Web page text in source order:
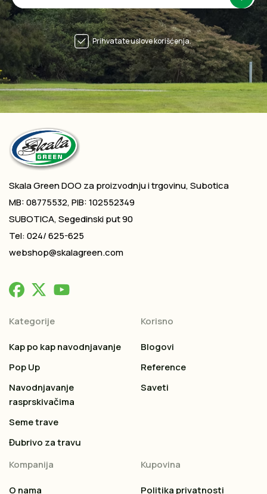
Prihvatate uslove korišćenja.
Skala Green DOO za proizvodnju i trgovinu, Subotica
MB: 08775532, PIB: 102552349
SUBOTICA, Segedinski put 90
Tel: 024/ 625-625
webshop@skalagreen.com
Kategorije
Kap po kap navodnjavanje
Pop Up
Navodnjavanje
rasprskivačima
Seme trave
Đubrivo za travu
Korisno
Blogovi
Reference
Saveti
Kompanija
O nama
Kupovina
Politika privatnosti